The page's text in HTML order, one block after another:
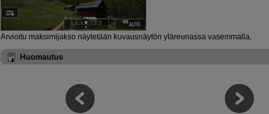
Arvioitu maksimijakso näytetään kuvausnäytön yläreunassa vasemmalla.
Huomautus